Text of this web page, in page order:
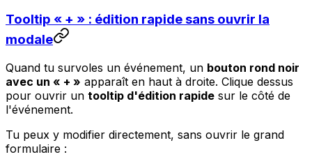
Tooltip « + » : édition rapide sans ouvrir la
modale
Quand tu survoles un événement, un bouton rond noir
avec un « + » apparaît en haut à droite. Clique dessus
pour ouvrir un tooltip d'édition rapide sur le côté de
l'événement.
Tu peux y modifier directement, sans ouvrir le grand
formulaire :